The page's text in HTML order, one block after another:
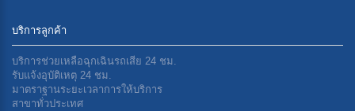
บริการลูกค้า
บริการช่วยเหลือฉุกเฉินรถเสีย 24 ชม.
รับแจ้งอุบัติเหตุ 24 ชม.
มาตราฐานระยะเวลาการให้บริการ
สาขาทั่วประเทศ